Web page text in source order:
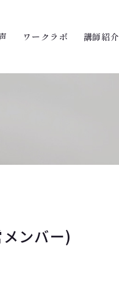
ワークラボ 講師紹介
ンバー)